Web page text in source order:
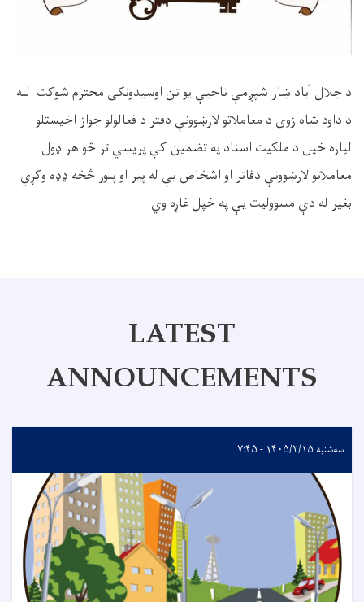
د جلال آباد ښار شپږمې ناحیې يو تن اوسیدونکى محترم شوکت الله
د داود شاه زوى د معاملاتو لارښوونې دفتر د فعالولو جواز اخيستلو
لپاره خپل د ملکيت اسناد په تضمین کې پريښي تر څو هر ډول
معاملاتو لارښوونې دفاتر او اشخاص يې له پير او پلور څخه ډډه وکړي
بغير له دې مسوولیت يې په خپل غاړه وي
LATEST
ANNOUNCEMENTS
سه‌شنبه ۱۴۰۵/۲/۱۵ - ۷:۴۵